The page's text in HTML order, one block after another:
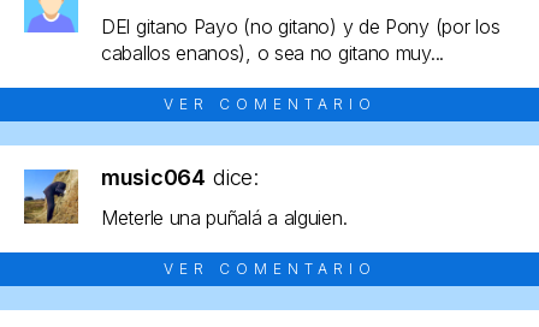
DEl gitano Payo (no gitano) y de Pony (por los
caballos enanos), o sea no gitano muy...
VER COMENTARIO
music064 dice:
Meterle una puñalá a alguien.
VER COMENTARIO